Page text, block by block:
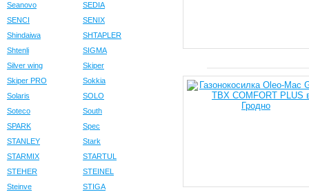
Seanovo
SEDIA
SENCI
SENIX
Shindaiwa
SHTAPLER
Shtenli
SIGMA
Silver wing
Skiper
Skiper PRO
Sokkia
Solaris
SOLO
Soteco
South
SPARK
Spec
STANLEY
Stark
STARMIX
STARTUL
STEHER
STEINEL
Steinve
STIGA